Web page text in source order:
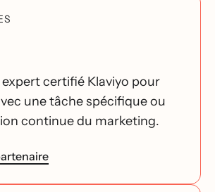
expert certifié Klaviyo pour
une tâche spécifique ou
continue du marketing.